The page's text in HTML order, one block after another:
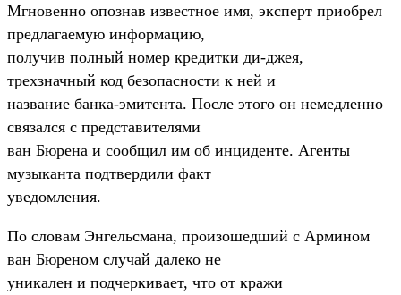
Мгновенно опознав известное имя, эксперт приобрел
предлагаемую информацию,
получив полный номер кредитки ди-джея,
трехзначный код безопасности к ней и
название банка-эмитента. После этого он немедленно
связался с представителями
ван Бюрена и сообщил им об инциденте. Агенты
музыканта подтвердили факт
уведомления.
По словам Энгельсмана, произошедший с Армином
ван Бюреном случай далеко не
уникален и подчеркивает, что от кражи